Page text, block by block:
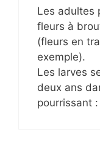
Les adultes
fleurs à
(fleurs en
exemple).
Les larves
deux ans
pourrissant